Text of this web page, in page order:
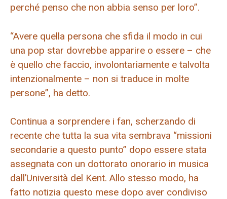
perché penso che non abbia senso per loro”.
“Avere quella persona che sfida il modo in cui
una pop star dovrebbe apparire o essere – che
è quello che faccio, involontariamente e talvolta
intenzionalmente – non si traduce in molte
persone”, ha detto.
Continua a sorprendere i fan, scherzando di
recente che tutta la sua vita sembrava “missioni
secondarie a questo punto” dopo essere stata
assegnata con un dottorato onorario in musica
dall’Università del Kent. Allo stesso modo, ha
fatto notizia questo mese dopo aver condiviso